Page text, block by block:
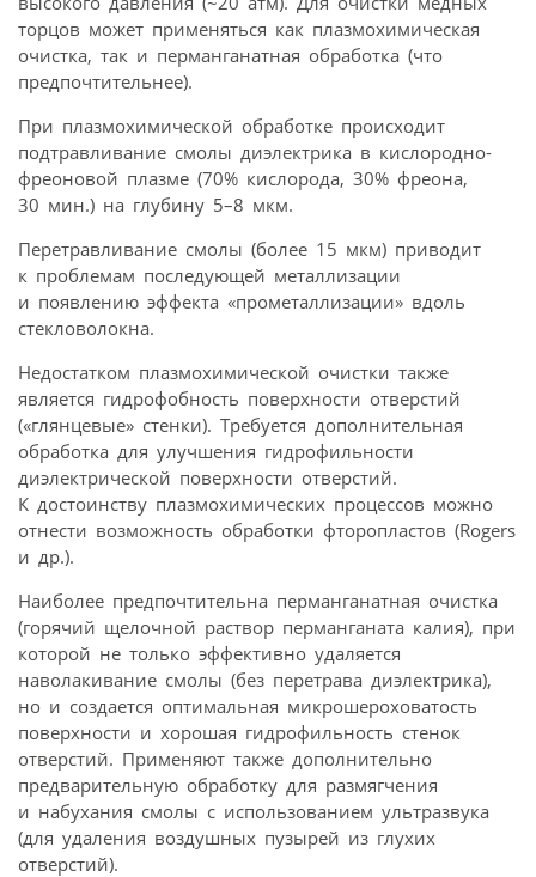
торцов может применяться как плазмохимическая
очистка, так и перманганатная обработка (что
предпочтительнее).
При плазмохимической обработке происходит
подтравливание смолы диэлектрика в кислородно-
фреоновой плазме (70% кислорода, 30% фреона,
30 мин.) на глубину 5–8 мкм.
Перетравливание смолы (более 15 мкм) приводит
к проблемам последующей металлизации
и появлению эффекта «прометаллизации» вдоль
стекловолокна.
Недостатком плазмохимической очистки также
является гидрофобность поверхности отверстий
(«глянцевые» стенки). Требуется дополнительная
обработка для улучшения гидрофильности
диэлектрической поверхности отверстий.
К достоинству плазмохимических процессов можно
отнести возможность обработки фторопластов (Rogers
и др.).
Наиболее предпочтительна перманганатная очистка
(горячий щелочной раствор перманганата калия), при
которой не только эффективно удаляется
наволакивание смолы (без перетрава диэлектрика),
но и создается оптимальная микрошероховатость
поверхности и хорошая гидрофильность стенок
отверстий. Применяют также дополнительно
предварительную обработку для размягчения
и набухания смолы с использованием ультразвука
(для удаления воздушных пузырей из глухих
отверстий).